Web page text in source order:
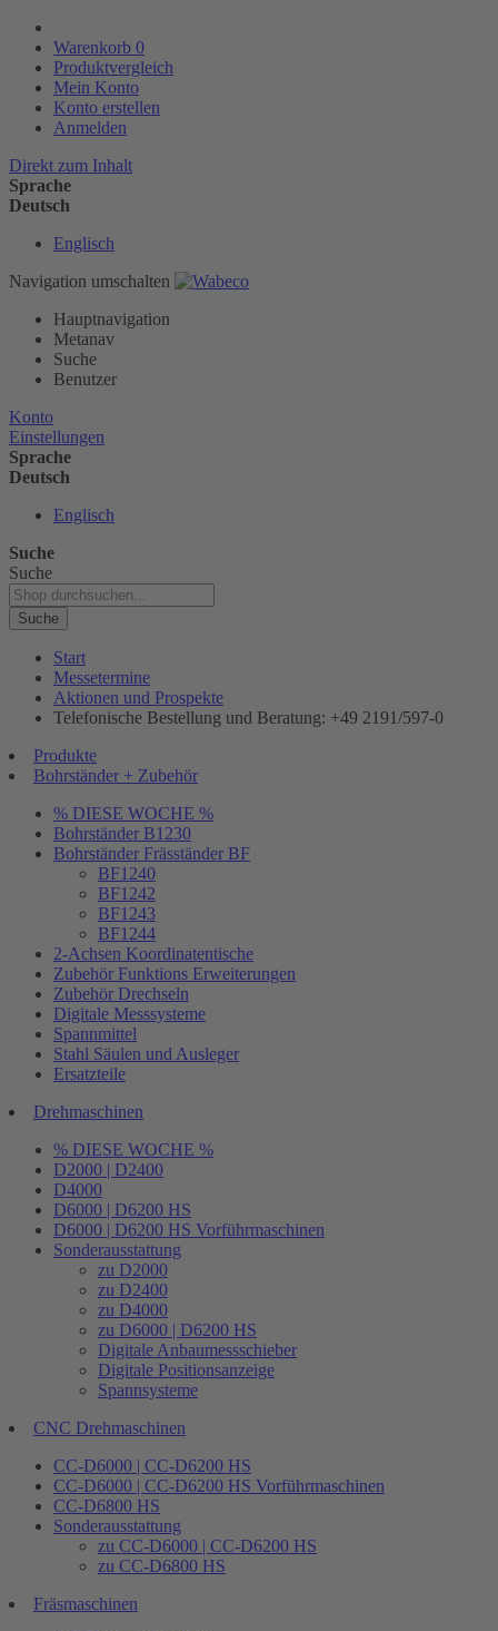
Warenkorb 0
Produktvergleich
Mein Konto
Konto erstellen
Anmelden
Direkt zum Inhalt
Sprache
Deutsch
Englisch
Navigation umschalten
Hauptnavigation
Metanav
Suche
Benutzer
Konto
Einstellungen
Sprache
Deutsch
Englisch
Suche
Suche
Suche
Start
Messetermine
Aktionen und Prospekte
Telefonische Bestellung und Beratung: +49 2191/597-0
Produkte
Bohrständer + Zubehör
% DIESE WOCHE %
Bohrständer B1230
Bohrständer Fräsständer BF
BF1240
BF1242
BF1243
BF1244
2-Achsen Koordinatentische
Zubehör Funktions Erweiterungen
Zubehör Drechseln
Digitale Messsysteme
Spannmittel
Stahl Säulen und Ausleger
Ersatzteile
Drehmaschinen
% DIESE WOCHE %
D2000 | D2400
D4000
D6000 | D6200 HS
D6000 | D6200 HS Vorführmaschinen
Sonderausstattung
zu D2000
zu D2400
zu D4000
zu D6000 | D6200 HS
Digitale Anbaumessschieber
Digitale Positionsanzeige
Spannsysteme
CNC Drehmaschinen
CC-D6000 | CC-D6200 HS
CC-D6000 | CC-D6200 HS Vorführmaschinen
CC-D6800 HS
Sonderausstattung
zu CC-D6000 | CC-D6200 HS
zu CC-D6800 HS
Fräsmaschinen